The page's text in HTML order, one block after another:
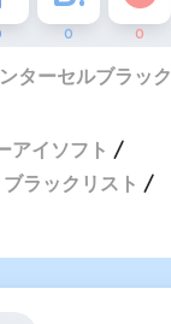
0 0
ターセルブラッ
アイソフト
ラックリスト